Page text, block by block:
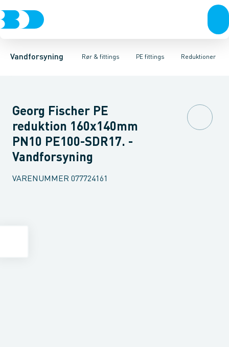
Vandforsyning Rør & fittings
Rør & fittingsKoblinger & anboringerMuffer, klemmer &
PE fittings
PE rørPE EL fittingsPE fittings Duktiljern fittingsReduktioner
Vinkler 90gr.Vinkler 60gr.Vinkler 45gr.Vinkler 30gr.Vinkler
Georg Fischer PE
reduktion 160x140mm
PN10 PE100-SDR17. -
Vandforsyning
VARENUMMER 077724161